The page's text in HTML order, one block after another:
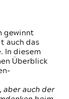
gewinnt
auch das
In diesem
Überblick
aber auch der